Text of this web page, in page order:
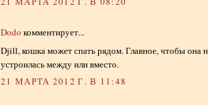
Dodo комментирует...
Djill, кошка может спать рядом. Главное, чтобы она
устроилась между или вместо.
21 МАРТА 2012 Г. В 11:48